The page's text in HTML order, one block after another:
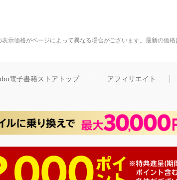
示価格がページによって異なる場合がございます。最新の価格
電子書籍ストアトップ アフィリエイト